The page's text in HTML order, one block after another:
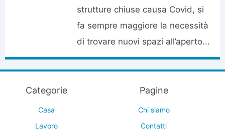
strutture chiuse causa Covid, si
fa sempre maggiore la necessità
di trovare nuovi spazi all’aperto...
Categorie
Casa
Lavoro
Pagine
Chi siamo
Contatti